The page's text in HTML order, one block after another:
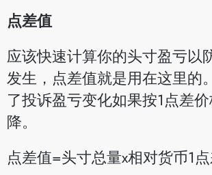
点差值
应该快速计算你的头寸盈亏以
发生，点差值就是用在这里的
了投诉盈亏变化如果按1点差
降。
点差值=头寸总量x相对货币1